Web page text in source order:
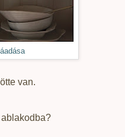
van.